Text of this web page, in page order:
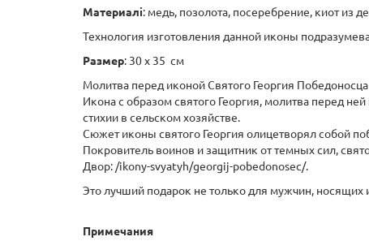
Материалі: медь, позолота, посеребрение, киот из
Технология изготовления данной иконы
Размер: 30 х 35 см
Молитва перед иконой Святого Георгия
Икона с образом святого Георгия, молитва перед
стихии в сельском хозяйстве.
Сюжет иконы святого Георгия олицетворял собой
Покровитель воинов и защитник от темных сил,
Двор: /ikony-svyatyh/georgij-pobedonosec/.
Это лучший подарок не только для мужчин,
Примечания